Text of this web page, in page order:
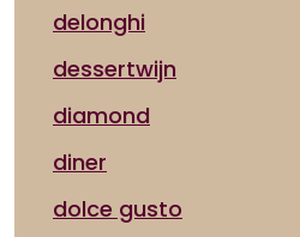
delonghi
dessertwijn
diamond
diner
dolce gusto